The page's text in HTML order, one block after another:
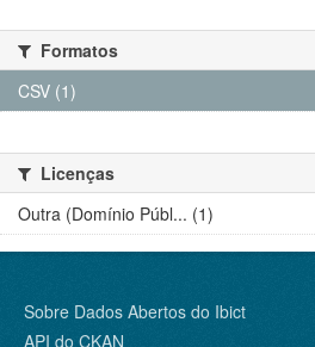
Formatos
CSV (1)
Licenças
Outra (Domínio Públ... (1)
Sobre Dados Abertos do Ibict
API do CKAN